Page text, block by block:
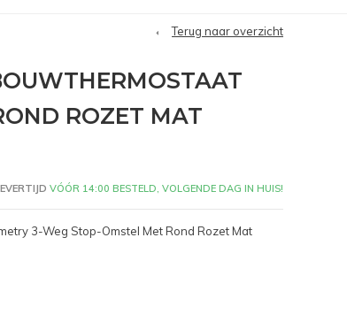
Terug naar overzicht
ROZET MAT
VÓÓR 14:00 BESTELD, VOLGENDE DAG IN HUIS!
3-Weg Stop-Omstel Met Rond Rozet Mat